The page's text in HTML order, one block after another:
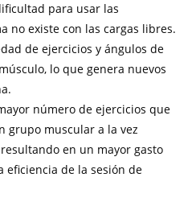
para usar las
no existe con las cargas libres.
de ejercicios y ángulos de
lo que genera nuevos
número de ejercicios que
grupo muscular a la vez
en un mayor gasto
eficiencia de la sesión de